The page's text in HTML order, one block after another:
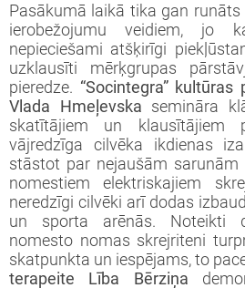
Pasākumā laikā tika gan
ierobežojumu veidiem,
nepieciešami atšķirīgi
uzklausīti mērķgrupas
pieredze. “Socintegra”
Vlada Hmeļevska semināra
skatītājiem un klausītājiem
vājredzīga cilvēka ikdienas
stāstot par nejaušām sarunām
nomestiem elektriskajiem
neredzīgi cilvēki arī dodas
un sporta arēnās. Noteikti
nomesto nomas skrejriteni
skatpunkta un iespējams, to
terapeite Lība Bērziņa